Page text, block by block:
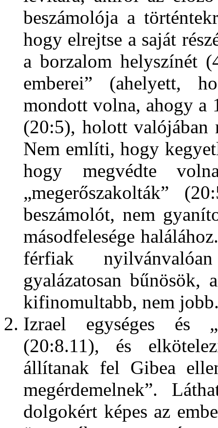
beszámolója a
hogy elrejtse a saját
a borzalom helyszínét
emberei” (ahelyett,
mondott volna, ahogy a
(20:5), holott valójában
Nem említi, hogy
hogy megvédte
„megerőszakolták”
beszámolót, nem
másodfelesége
férfiak
gyalázatosan bűnösök,
kifinomultabb, nem
Izrael egységes és
(20:8.11), és
állítanak fel Gibea
megérdemelnek”.
dolgokért képes az